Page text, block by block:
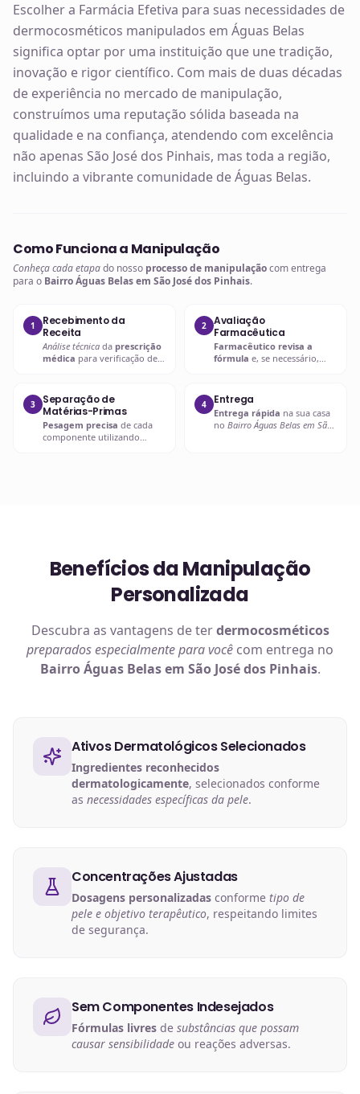
Escolher a Farmácia Efetiva para suas necessidades de
dermocosméticos manipulados em Águas Belas
significa optar por uma instituição que une tradição,
inovação e rigor científico. Com mais de duas décadas
de experiência no mercado de manipulação,
construímos uma reputação sólida baseada na
qualidade e na confiança, atendendo com excelência
não apenas São José dos Pinhais, mas toda a região,
incluindo a vibrante comunidade de Águas Belas.
Como Funciona a Manipulação
Conheça cada etapado nosso processo de manipulaçãocom entrega
para o Bairro Águas Belas em São José dos Pinhais.
1
Recebimento da
Receita
Análise técnica da prescrição
médica para verificação de
2
Avaliação
Farmacêutica
Farmacêutico revisa a
fórmula e, se necessário,
esclarecimentos.
3
Separação de
Matérias-Primas
Pesagem precisa de cada
componente utilizando
4 Entrega
Entrega rápida na sua casa
no Bairro Águas Belas em São
Benefícios da Manipulação
Personalizada
Descubra as vantagens de terdermocosméticos
preparados especialmente para você com entrega no
Bairro Águas Belas em São José dos Pinhais.
Ativos Dermatológicos Selecionados
Ingredientes reconhecidos
dermatologicamente, selecionados conforme
as necessidades específicas da pele.
Concentrações Ajustadas
Dosagens personalizadas conforme tipo de
pele e objetivo terapêutico, respeitando limites
de segurança.
Sem Componentes Indesejados
Fórmulas livres de substâncias que possam
causar sensibilidade ou reações adversas.